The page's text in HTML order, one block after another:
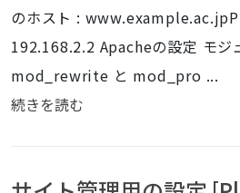
のホスト :
192.168.2.2 Apacheの設定 モジ
mod_rewrite と mod_pro ...
続きを読む